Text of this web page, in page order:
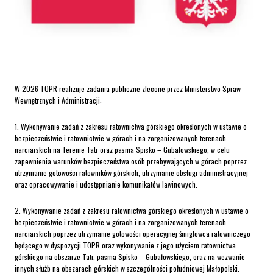
W 2026 TOPR realizuje zadania publiczne zlecone przez Ministerstwo Spraw
Wewnętrznych i Administracji:
1. Wykonywanie zadań z zakresu ratownictwa górskiego określonych w ustawie o
bezpieczeństwie i ratownictwie w górach i na zorganizowanych terenach
narciarskich na Terenie Tatr oraz pasma Spisko – Gubałowskiego, w celu
zapewnienia warunków bezpieczeństwa osób przebywających w górach poprzez
utrzymanie gotowości ratowników górskich, utrzymanie obsługi administracyjnej
oraz opracowywanie i udostępnianie komunikatów lawinowych.
2. Wykonywanie zadań z zakresu ratownictwa górskiego określonych w ustawie o
bezpieczeństwie i ratownictwie w górach i na zorganizowanych terenach
narciarskich poprzez utrzymanie gotowości operacyjnej śmigłowca ratowniczego
będącego w dyspozycji TOPR oraz wykonywanie z jego użyciem ratownictwa
górskiego na obszarze Tatr, pasma Spisko – Gubałowskiego, oraz na wezwanie
innych służb na obszarach górskich w szczególności południowej Małopolski.